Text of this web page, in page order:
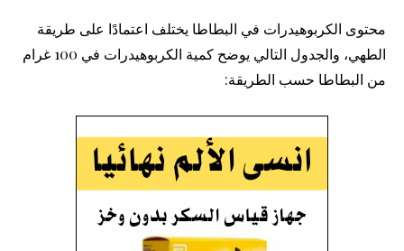
محتوى الكربوهيدرات في البطاطا يختلف اعتمادًا على طريقة
الطهي، والجدول التالي يوضح كمية الكربوهيدرات في 100 غرام
من البطاطا حسب الطريقة: